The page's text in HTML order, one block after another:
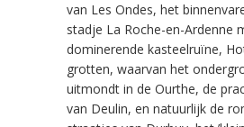
van Les Ondes, het
stadje La Roche-en-Ardenne
dominerende kasteelruïne,
grotten, waarvan het
uitmondt in de Ourthe, de
van Deulin, en natuurlijk de